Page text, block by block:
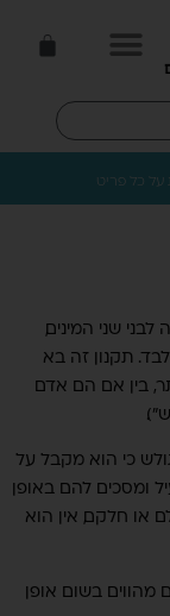
כל פריט
שני המינים,
תקנון זה בא
בין אם הם אדם
כי הוא מקבל על
ומסכים להם באופן
או חלקם, אין הוא
מהווים בשום אופן